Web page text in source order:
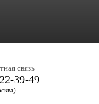
связь
39-49